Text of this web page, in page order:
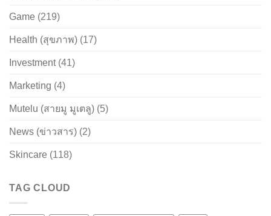
Game (219)
Health (สุขภาพ) (17)
Investment(41)
Marketing (4)
Mutelu (สายมู มูเตลู) (5)
News (ข่าวสาร) (2)
Skincare (118)
TAG CLOUD